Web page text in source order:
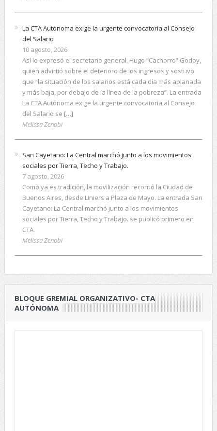
La CTA Autónoma exige la urgente convocatoria al Consejo
del Salario
10 agosto, 2026
Así lo expresó el secretario general, Hugo “Cachorro” Godoy,
quien advirtió sobre el deterioro de los ingresos y sostuvo
que “la situación de los salarios está cada día más aplanada
y más baja, por debajo de la línea de la pobreza”. La entrada
La CTA Autónoma exige la urgente convocatoria al Consejo
del Salario se […]
Melissa Zenobi
San Cayetano: La Central marchó junto a los movimientos
sociales por Tierra, Techo y Trabajo.
7 agosto, 2026
Como ya es tradición, la movilización recorrió la Ciudad de
Buenos Aires, desde Liniers a Plaza de Mayo. La entrada San
Cayetano: La Central marchó junto a los movimientos
sociales por Tierra, Techo y Trabajo. se publicó primero en
CTA.
Melissa Zenobi
BLOQUE GREMIAL ORGANIZATIVO- CTA
AUTÓNOMA